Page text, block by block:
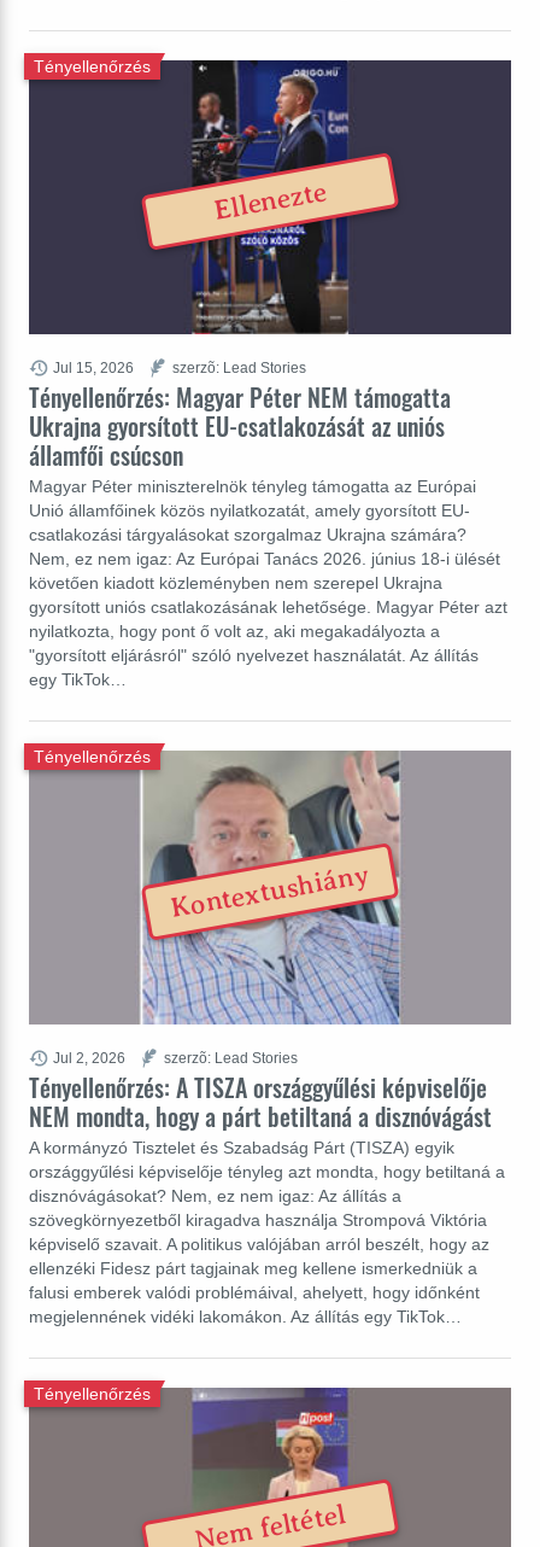
Tényellenőrzés: Magyar Péter NEM támogatta
Ukrajna gyorsított EU-csatlakozását az uniós
államfői csúcson
Tényellenőrzés
Magyar Péter miniszterelnök tényleg támogatta az Európai
Unió államfőinek közös nyilatkozatát, amely gyorsított EU-
csatlakozási tárgyalásokat szorgalmaz Ukrajna számára?
Nem, ez nem igaz: Az Európai Tanács 2026. június 18-i ülését
követően kiadott közleményben nem szerepel Ukrajna
gyorsított uniós csatlakozásának lehetősége. Magyar Péter azt
nyilatkozta, hogy pont ő volt az, aki megakadályozta a
"gyorsított eljárásról" szóló nyelvezet használatát. Az állítás
egy TikTok…
Jul 15, 2026 szerzõ: Lead Stories
Ellenezte
Tényellenőrzés: A TISZA országgyűlési képviselője
NEM mondta, hogy a párt betiltaná a disznóvágást
Tényellenőrzés
A kormányzó Tisztelet és Szabadság Párt (TISZA) egyik
országgyűlési képviselője tényleg azt mondta, hogy betiltaná a
disznóvágásokat? Nem, ez nem igaz: Az állítás a
szövegkörnyezetből kiragadva használja Strompová Viktória
képviselő szavait. A politikus valójában arról beszélt, hogy az
ellenzéki Fidesz párt tagjainak meg kellene ismerkedniük a
falusi emberek valódi problémáival, ahelyett, hogy időnként
megjelennének vidéki lakomákon. Az állítás egy TikTok…
Jul 2, 2026 szerzõ: Lead Stories
Kontextushiány
Tényellenőrzés
Nem feltétel